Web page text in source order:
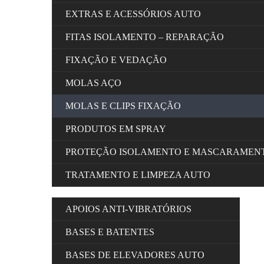
EXTRAS E ACESSÓRIOS AUTO
FITAS ISOLAMENTO – REPARAÇÃO
FIXAÇÃO E VEDAÇÃO
MOLAS AÇO
MOLAS E CLIPS FIXAÇÃO
PRODUTOS EM SPRAY
PROTEÇÃO ISOLAMENTO E
TRATAMENTO E LIMPEZA AUTO
APOIOS ANTI-VIBRATÓRIOS
BASES E BATENTES
BASES DE ELEVADORES AUTO